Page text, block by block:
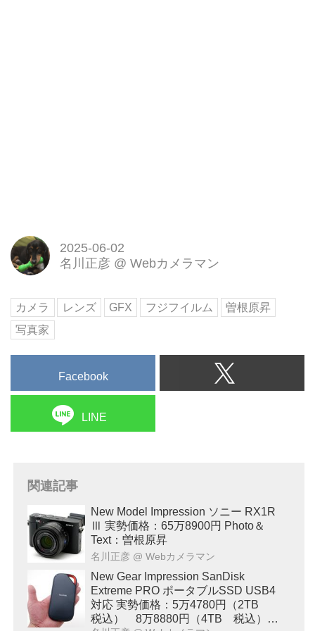
2025-06-02
名川正彦 @ Webカメラマン
カメラ レンズ GFX フジフイルム
曽根原昇
写真家
Facebook
LINE
関連記事
New Model Impression ソニー RX1R
Ⅲ 実勢価格：65万8900円 Photo＆
Text：曽根原昇
名川正彦 @ Webカメラマン
New Gear Impression SanDisk
Extreme PRO ポータブルSSD USB4
対応 実勢価格：5万4780円（2TB
税込） 8万8880円（4TB 税込）